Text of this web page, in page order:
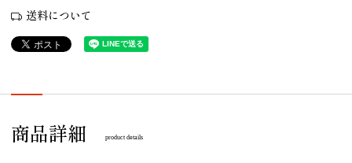
送料について
商品詳細 product details